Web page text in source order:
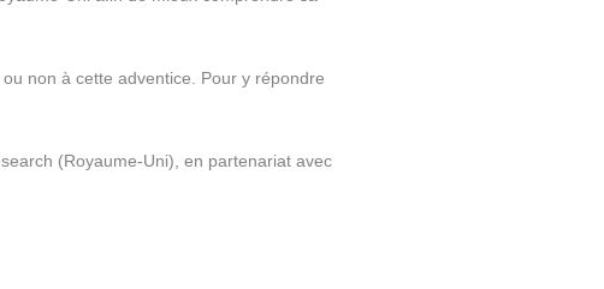
non à cette adventice. Pour y répondre
(Royaume-Uni), en partenariat avec